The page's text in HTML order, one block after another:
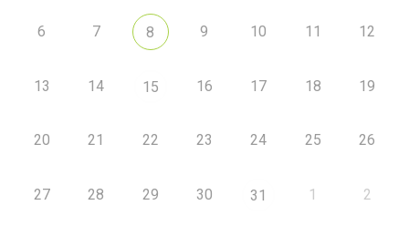
6 7 8 9 10 11 12
13 14 15 16 17 18 19
20 21 22 23 24 25 26
27 28 29 30 31 1 2